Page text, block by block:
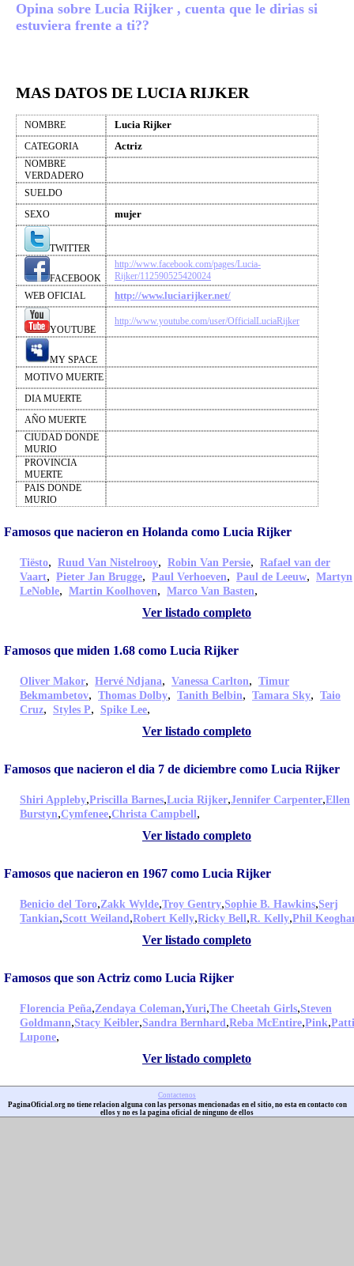
Opina sobre Lucia Rijker , cuenta que le dirias si
estuviera frente a ti??
MAS DATOS DE LUCIA RIJKER
NOMBRE Lucia Rijker
CATEGORIA Actriz
NOMBRE
VERDADERO
SUELDO
SEXO
mujer
TWITTER
FACEBOOK
http://www.facebook.com/pages/Lucia-
Rijker/112590525420024
WEB OFICIAL
http://www.luciarijker.net/
YOUTUBE
http://www.youtube.com/user/OfficialLuciaRijker
MY SPACE
MOTIVO MUERTE
DIA MUERTE
AÑO MUERTE
CIUDAD DONDE
MURIO
PROVINCIA
MUERTE
PAIS DONDE
MURIO
Famosos que nacieron en Holanda como Lucia Rijker
Tiësto, Ruud Van Nistelrooy, Robin Van Persie, Rafael van der
Vaart, Pieter Jan Brugge, Paul Verhoeven, Paul de Leeuw, Martyn
LeNoble, Martin Koolhoven, Marco Van Basten,
Ver listado completo
Famosos que miden 1.68 como Lucia Rijker
Oliver Makor, Hervé Ndjana, Vanessa Carlton, Timur
Bekmambetov, Thomas Dolby, Tanith Belbin, Tamara Sky, Taio
Cruz, Styles P, Spike Lee,
Ver listado completo
Famosos que nacieron el dia 7 de diciembre como Lucia Rijker
Shiri Appleby,Priscilla Barnes,Lucia Rijker,Jennifer Carpenter,Ellen
Burstyn,Cymfenee,Christa Campbell,
Ver listado completo
Famosos que nacieron en 1967 como Lucia Rijker
Benicio del Toro,Zakk Wylde,Troy Gentry,Sophie B. Hawkins,Serj
Tankian,Scott Weiland,Robert Kelly,Ricky Bell,R. Kelly,Phil
Ver listado completo
Famosos que son Actriz como Lucia Rijker
Florencia Peña,Zendaya Coleman,Yuri,The Cheetah Girls,Steven
Goldmann,Stacy Keibler,Sandra Bernhard,Reba McEntire,Pink,Patti
Lupone,
Ver listado completo
Contactenos
PaginaOficial.org no tiene relacion alguna con las personas mencionadas en el sitio, no esta en contacto con
ellos y no es la pagina oficial de ninguno de ellos